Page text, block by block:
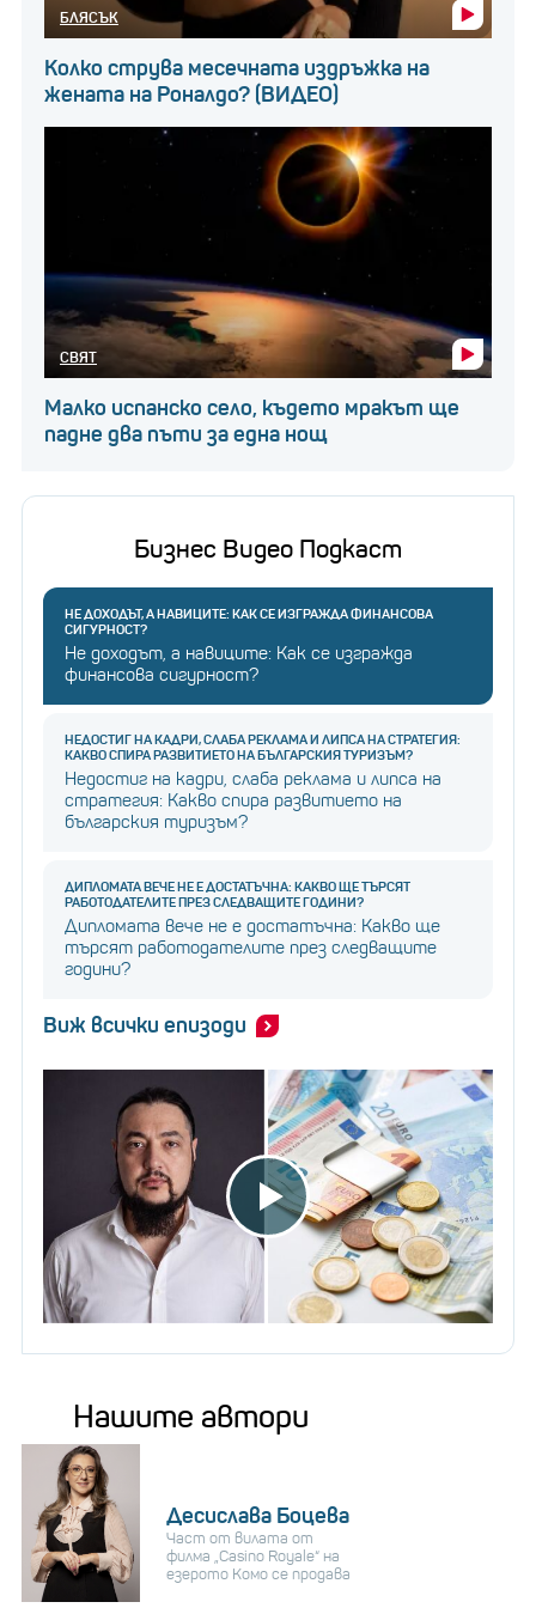
колонизирането на Марс.
Снимка: Александър Рангеолов
средства Tesla Motors. По-късно той действа като
председател и главен изпълнителен директор.
Първото превозно средство на Tesla беше Roadster,
което беше пуснато през 2008 г. Днес Tesla е най-
скъпият производител на автомобили в света.
Това е най-скъпата
автомобилна марка в
света
През 2006 г. Илон Мъск помогна за
слънчева енергия. В момента е председател на
дружеството. Той основава компанията с
братовчедите си Питър и Линдън Рив. През 2016 г.
компанията беше закупена от Tesla за 2,6 милиарда
долара и преименувана на Tesla Energy.
През 2015 г. Илон Мъск е съосновател на
OpenAI,
изследователска компания с нестопанска
цел, фокусирана върху изкуствения интелект.
Компанията продължи да разработва системи за
наред с други. Microsoft има значителен принос.
Странните хранителни
навици на милиардерите
БЛЯСЪК
Колко струва месечната издръжка на
жената на Роналдо? (ВИДЕО)
СВЯТ
Малко испанско село, където мракът ще
падне два пъти за една нощ
Бизнес Видео Подкаст
НЕ ДОХОДЪТ, А НАВИЦИТЕ: КАК СЕ ИЗГРАЖДА ФИНАНСОВА
СИГУРНОСТ?
Не доходът, а навиците: Как се изгражда
финансова сигурност?
НЕДОСТИГ НА КАДРИ, СЛАБА РЕКЛАМА И ЛИПСА НА СТРАТЕГИЯ:
КАКВО СПИРА РАЗВИТИЕТО НА БЪЛГАРСКИЯ ТУРИЗЪМ?
Недостиг на кадри, слаба реклама и липса на
стратегия: Какво спира развитието на
българския туризъм?
ДИПЛОМАТА ВЕЧЕ НЕ Е ДОСТАТЪЧНА: КАКВО ЩЕ ТЪРСЯТ
РАБОТОДАТЕЛИТЕ ПРЕЗ СЛЕДВАЩИТЕ ГОДИНИ?
Дипломата вече не е достатъчна: Какво ще
търсят работодателите през следващите
години?
Виж всички епизоди
Нашите автори
Десислава Боцева
Част от вилата от
филма „Casino Royale“ на
езерото Комо се продава